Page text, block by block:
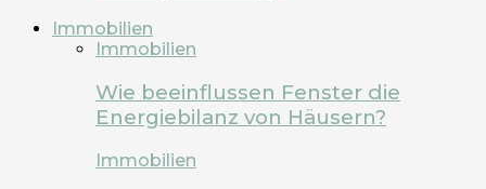
Immobilien
Immobilien
Wie beeinflussen Fenster die
Energiebilanz von Häusern?
Immobilien